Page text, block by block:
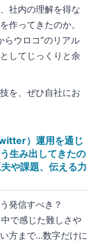
社内の理解を得な
作ってきたのか。
らウロコ”のリアル
してじっくりと余
を、ぜひ自社にお
）運用を通じ
生み出してきたの
や課題、伝える力
発信すべき？
で感じた難しさや
方まで...数字だけに